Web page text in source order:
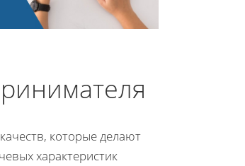
которые делают
характеристик